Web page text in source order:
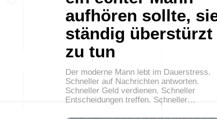
aufhören sollte,
ständig überstürzt
zu tun
Der moderne Mann lebt im Dauerstress.
Schneller auf Nachrichten antworten.
Schneller Geld verdienen. Schneller
Entscheidungen treffen. Schneller…